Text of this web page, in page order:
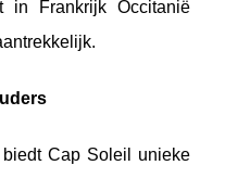
Frankrijk Occitanië
Cap Soleil unieke